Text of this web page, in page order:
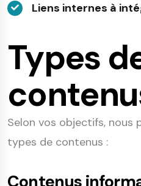
Liens internes à
Types
Selon vos objectifs, nous
types de contenus :
Contenus